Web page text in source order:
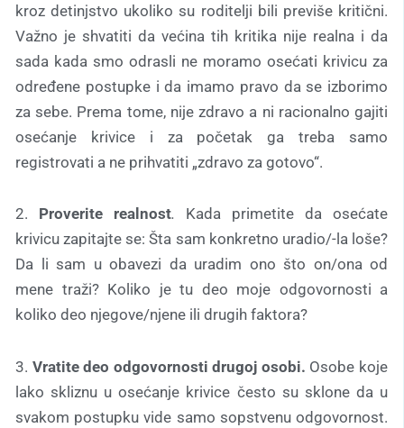
kroz detinjstvo ukoliko su roditelji bili previše kritični.
Važno je shvatiti da većina tih kritika nije realna i da
sada kada smo odrasli ne moramo osećati krivicu za
određene postupke i da imamo pravo da se izborimo
za sebe. Prema tome, nije zdravo a ni racionalno gajiti
osećanje krivice i za početak ga treba samo
registrovati a ne prihvatiti „zdravo za gotovo“.
2. Proverite realnost. Kada primetite da osećate
krivicu zapitajte se: Šta sam konkretno uradio/-la loše?
Da li sam u obavezi da uradim ono što on/ona od
mene traži? Koliko je tu deo moje odgovornosti a
koliko deo njegove/njene ili drugih faktora?
3. Vratite deo odgovornosti drugoj osobi. Osobe koje
lako skliznu u osećanje krivice često su sklone da u
svakom postupku vide samo sopstvenu odgovornost.